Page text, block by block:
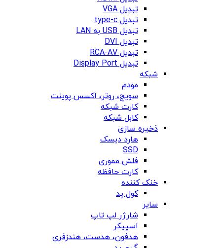
تبدیل VGA
تبدیل type-c
تبدیل USB به LAN
تبدیل DVI
تبدیل RCA-AV
تبدیل Display Port
شبکه
مودم
سویچ، روتر، اکسس پوینت
کارت شبکه
کابل شبکه
ذخیره سازی
هارد دیسک
SSD
فلش مموری
کارت حافظه
خنک کننده
کول پد
سایر
شارژر لپ تاپ
اسپیکر
هدفون، هدست، هندزفری